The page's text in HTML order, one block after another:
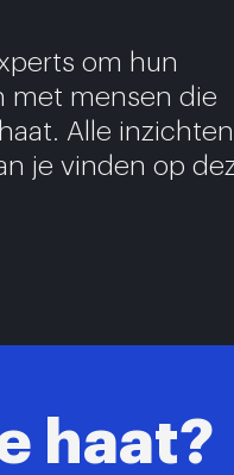
om hun
met mensen die
Alle inzichten
je vinden op
haat?